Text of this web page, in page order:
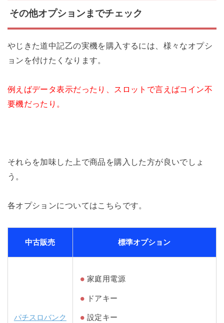
その他オプションまでチェック
やじきた道中記乙の実機を購入するには、様々なオプシ
ョンを付けたくなります。
例えばデータ表示だったり、スロットで言えばコイン不
要機だったり。
それらを加味した上で商品を購入した方が良いでしょ
う。
各オプションについてはこちらです。
中古販売 標準オプション
パチスロバンク
家庭用電源
ドアキー
設定キー